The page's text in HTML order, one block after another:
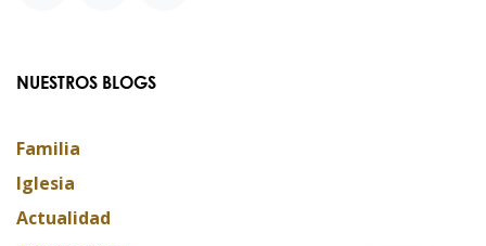
NUESTROS BLOGS
Familia
Iglesia
Actualidad